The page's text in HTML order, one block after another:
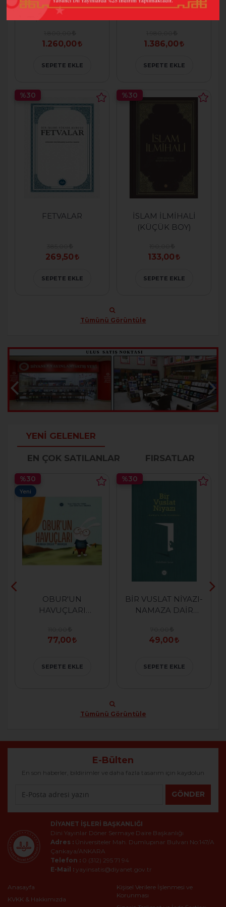
İHYÂ ( MUHTASAR
İHYÂU ULÛMİ'D-
1.260,00
SEPETE EKLE
HAYAT REHBERİ
1.386,00
SEPETE EKLE
FETVALAR
269,50
%30
SEPETE EKLE
İSLAM İLMİHALİ
(KÜÇÜK BOY)
133,00
%30
SEPETE EKLE
Tümünü Görüntüle
YENI GELENLER
EN ÇOK SATILANLAR FIRSATLAR
Yeni
OBUR'UN
HAVUÇLARI
ARKADAŞLIK
77,00
%30
SEPETE EKLE
BİR VUSLAT NİYAZI-
NAMAZA DAİR
49,00
%30
SEPETE EKLE
Tümünü Görüntüle
E-Bülten
En son haberler, bildirimler ve daha fazla tasarım için kaydolun
GÖNDER
DIYANET İŞLERI BAŞKANLIĞI
Dini Yayınlar Döner Sermaye Daire Başkanlığı
Adres : Üniversiteler Mah. Dumlupınar Bulvarı No:147/A
Çankaya/ANKARA
Telefon : 0 (312) 295 71 94
E-Mail : yayinsatis@diyanet.gov.tr
Anasayfa
KVKK & Hakkımızda
Kişisel Verilere İşlenmesi ve
Korunması